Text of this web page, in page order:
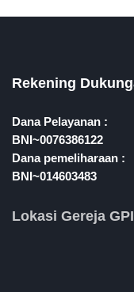
Rekening
Dana Pelayanan :
BNI~0076386122
Dana pemeliharaan :
BNI~014603483
Lokasi Gereja